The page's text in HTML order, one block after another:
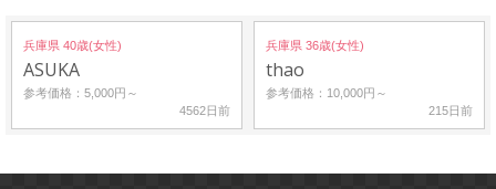
兵庫県 40歳(女性)
ASUKA
参考価格：5,000円～
4562日前
兵庫県 36歳(女性)
thao
参考価格：10,000円～
215日前